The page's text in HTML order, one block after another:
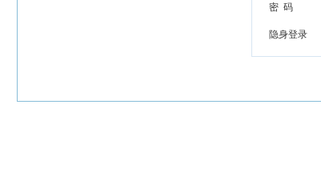
密 码
隐身登录